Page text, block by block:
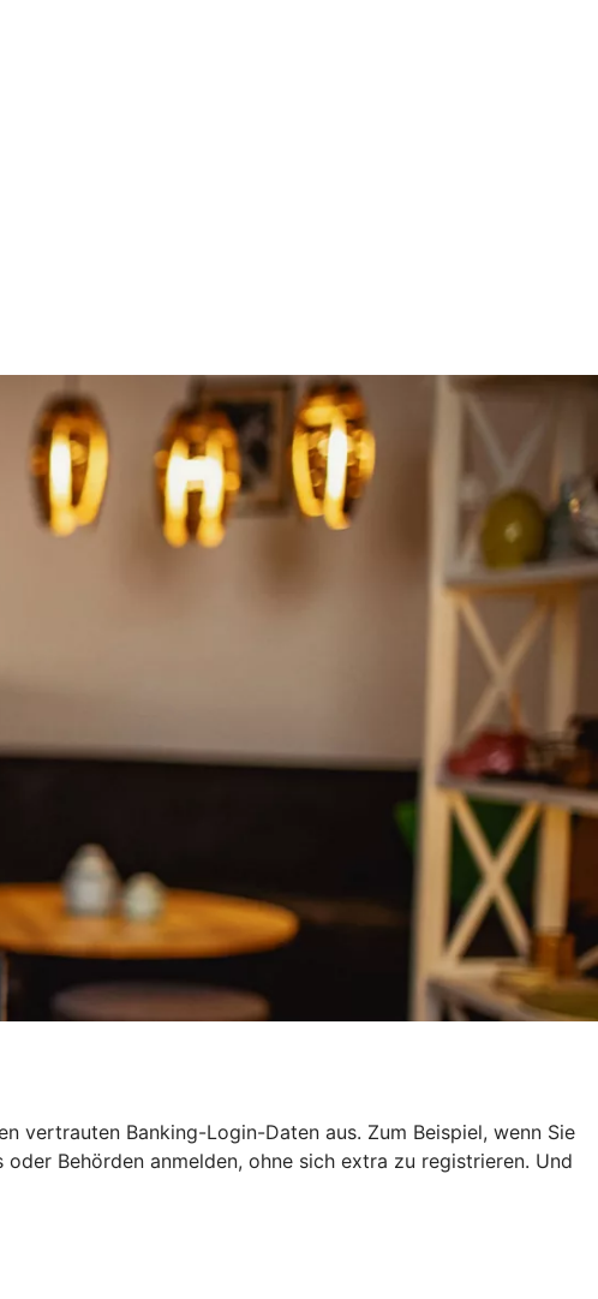
vertrauten Banking-Login-Daten aus. Zum Beispiel, wenn Sie
Behörden anmelden, ohne sich extra zu registrieren. Und